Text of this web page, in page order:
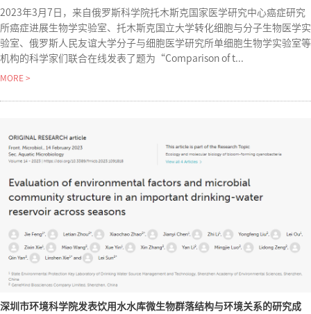
2023年3月7日，来自俄罗斯科学院托木斯克国家医学研究中心癌症研究
所癌症进展生物学实验室、托木斯克国立大学转化细胞与分子生物医学实
验室、俄罗斯人民友谊大学分子与细胞医学研究所单细胞生物学实验室等
机构的科学家们联合在线发表了题为“Comparison of t...
MORE >
深圳市环境科学院发表饮用水水库微生物群落结构与环境关系的研究成